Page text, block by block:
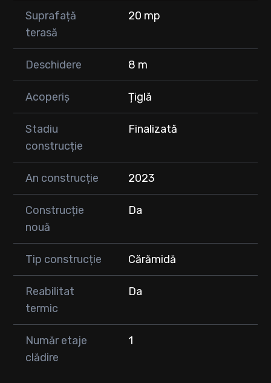
Suprafață
terasă
20 mp
Deschidere 8 m
Acoperiș Țiglă
Stadiu
construcție
Finalizată
An construcție 2023
Construcție
nouă
Da
Tip construcție Cărămidă
Reabilitat
termic
Da
Număr etaje
clădire
1